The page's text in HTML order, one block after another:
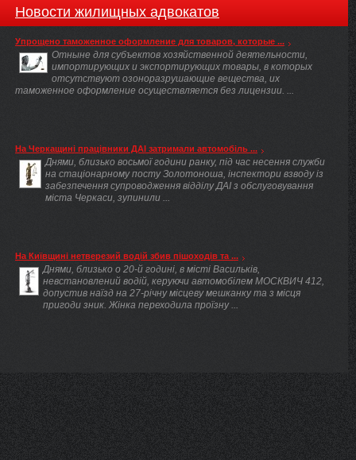
Новости жилищных адвокатов
Упрощено таможенное оформление для товаров, которые ...
Отныне для субъектов хозяйственной деятельности,
импортирующих и экспортирующих товары, в которых
отсутствуют озоноразрушающие вещества, их
таможенное оформление осуществляется без лицензии. ...
На Черкащині працівники ДАІ затримали автомобіль ...
Днями, близько восьмої години ранку, під час несення служби
на стаціонарному посту Золотоноша, інспектори взводу із
забезпечення супроводження відділу ДАІ з обслуговування
міста Черкаси, зупинили ...
На Київщині нетверезий водій збив пішоходів та ...
Днями, близько о 20-й годині, в місті Васильків,
невстановлений водій, керуючи автомобілем МОСКВИЧ 412,
допустив наїзд на 27-річну місцеву мешканку та з місця
пригоди зник. Жінка переходила проїзну ...